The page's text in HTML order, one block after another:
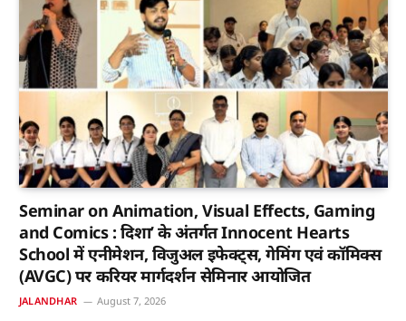
Seminar on Animation, Visual Effects, Gaming
and Comics : दिशा’ के अंतर्गत Innocent Hearts
School में एनीमेशन, विजुअल इफेक्ट्स, गेमिंग एवं कॉमिक्स
(AVGC) पर करियर मार्गदर्शन सेमिनार आयोजित
JALANDHAR August 7, 2026